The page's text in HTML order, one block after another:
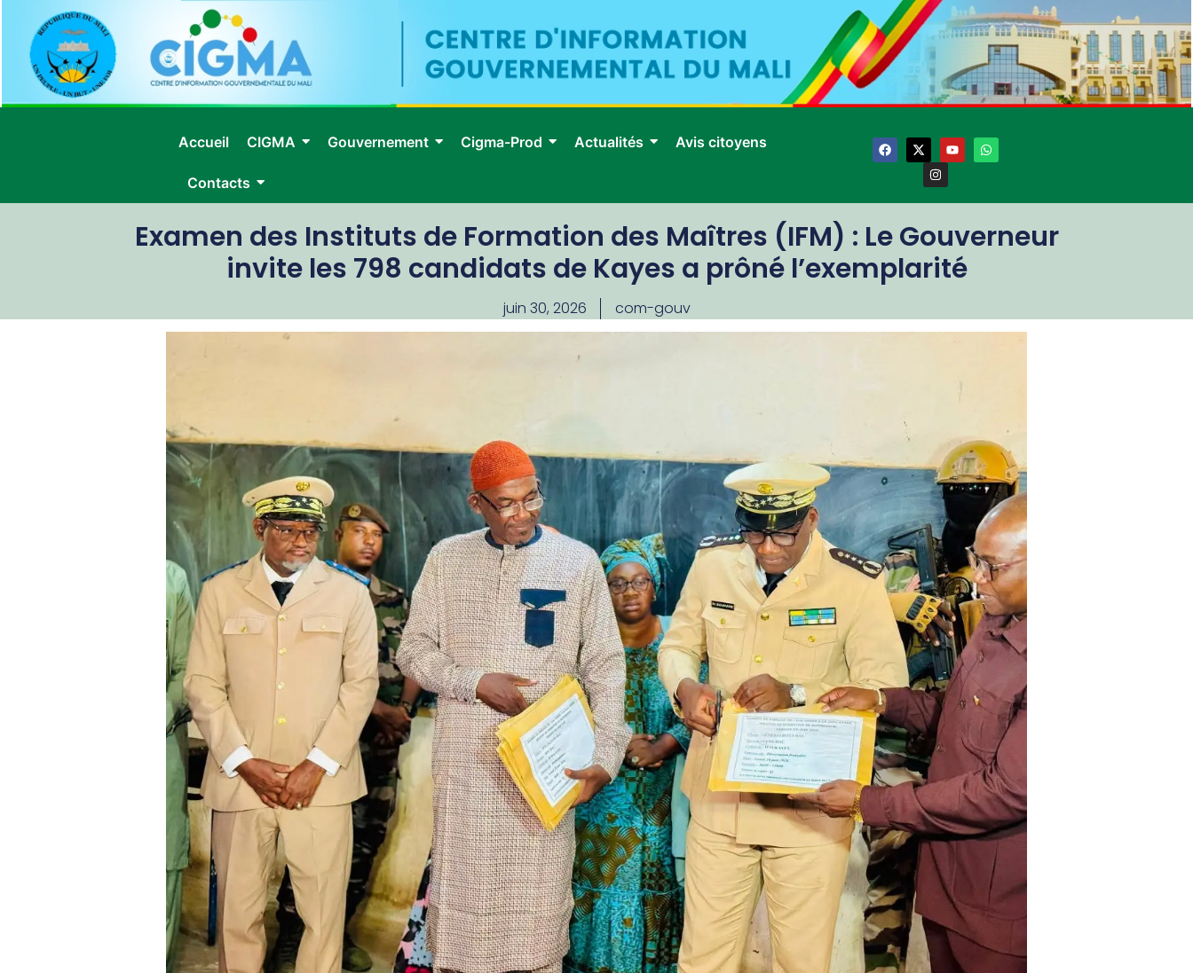
Accueil CIGMA Gouvernement Cigma-Prod Actualités Avis citoyens
Contacts
Examen des Instituts de Formation des Maîtres (IFM) : Le Gouverneur
invite les 798 candidats de Kayes a prôné l’exemplarité
juin 30, 2026 com-gouv